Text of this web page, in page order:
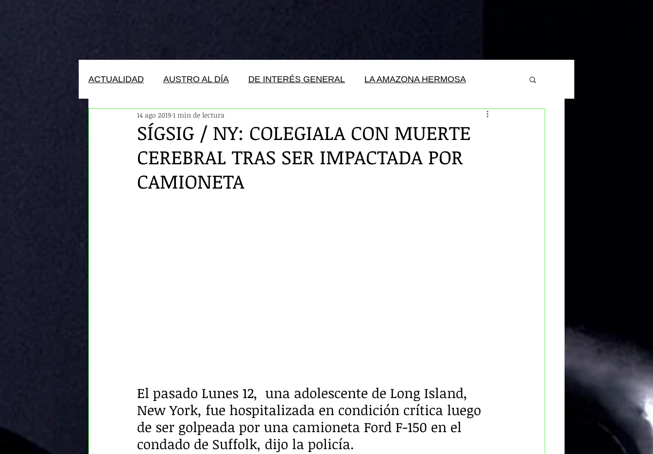
ACTUALIDAD AUSTRO AL DÍA DE INTERÉS GENERAL LA AMAZONA HERMOSA
HUMANOS DEL ECUADOR
SÍGSIG / NY: COLEGIALA CON MUERTE
CEREBRAL TRAS SER IMPACTADA POR
CAMIONETA
14 ago 2019 1 min de lectura
El pasado Lunes 12,  una adolescente de Long Island,
New York, fue hospitalizada en condición crítica luego
de ser golpeada por una camioneta Ford F-150 en el
condado de Suffolk, dijo la policía.